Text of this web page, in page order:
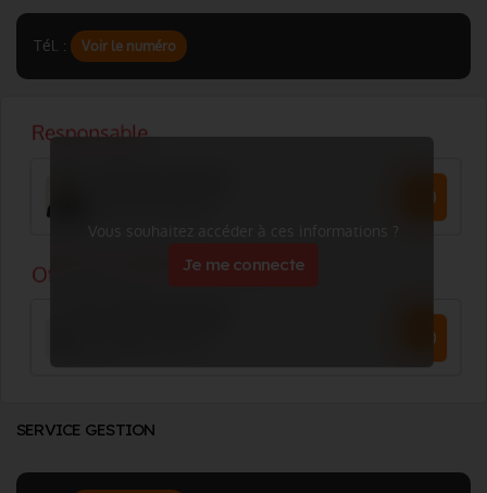
Tél. : Voir le numéro
Vous souhaitez accéder à ces informations ?
Je me connecte
SERVICE GESTION